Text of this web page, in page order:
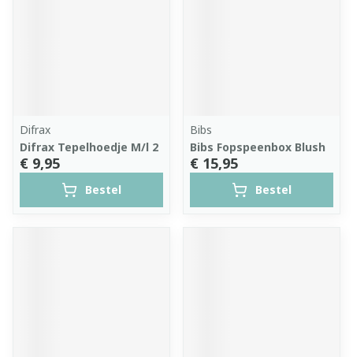
Difrax
Difrax Tepelhoedje M/l 2
€ 9,95
Bestel
Bibs
Bibs Fopspeenbox Blush
€ 15,95
Bestel